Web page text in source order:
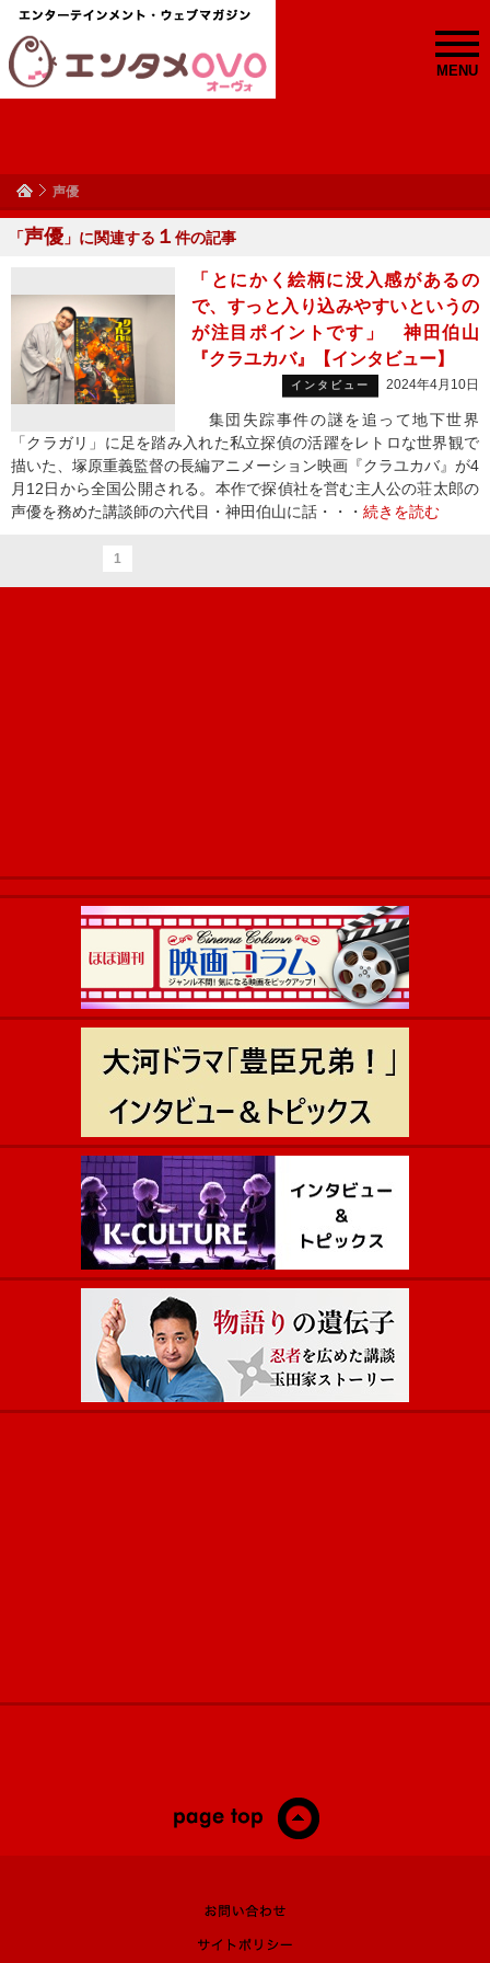
MENU
声優
「声優 」に関連する １ 件の記事
「とにかく絵柄に没入感があるの
で、すっと入り込みやすいというの
が注目ポイントです」 神田伯山
『クラユカバ』【インタビュー】
インタビュー 2024年4月10日
集団失踪事件の謎を追って地下世界
「クラガリ」に足を踏み入れた私立探偵の活躍をレトロな世界観で
描いた、塚原重義監督の長編アニメーション映画『クラユカバ』が4
月12日から全国公開される。本作で探偵社を営む主人公の荘太郎の
声優を務めた講談師の六代目・神田伯山に話・・・ 続きを読む
1